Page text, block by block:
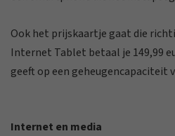
Ook het prijskaartje gaat die
Internet Tablet betaal je 149,99
geeft op een geheugencapaciteit
Internet en media